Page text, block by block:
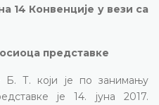
14 Конвенције у вези са
представке
Б. Т. који је по занимању
је 14. јуна 2017.